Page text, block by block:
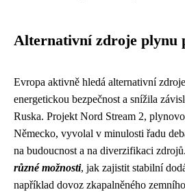
Alternativní zdroje plynu
Evropa aktivně hledá alternativní
energetickou bezpečnost a snížila
Ruska. Projekt Nord Stream 2,
Německo, vyvolal v minulosti řadu
na budoucnost a na diverzifikaci
různé možnosti, jak zajistit stabilní
například dovoz zkapalněného